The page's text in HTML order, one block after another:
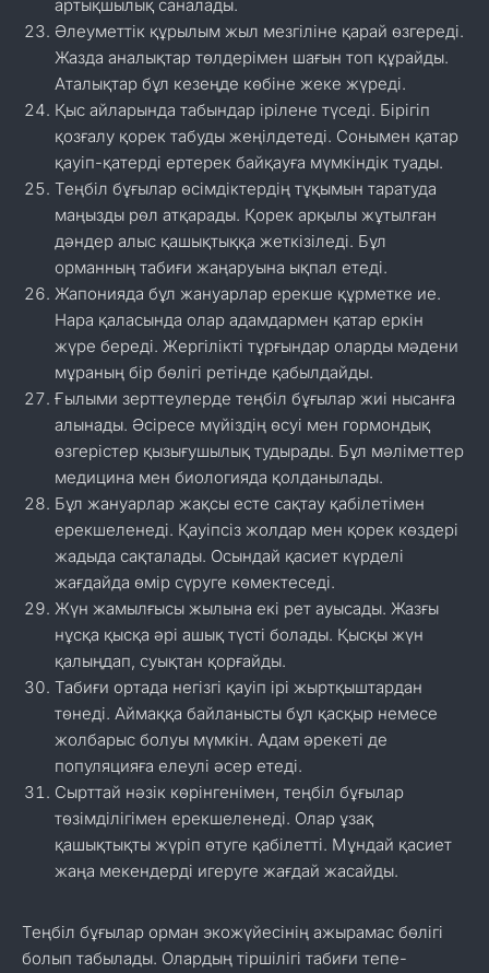
артықшылық саналады.
Әлеуметтік құрылым жыл мезгіліне қарай өзгереді.
Жазда аналықтар төлдерімен шағын топ құрайды.
Аталықтар бұл кезеңде көбіне жеке жүреді.
Қыс айларында табындар ірілене түседі. Бірігіп
қозғалу қорек табуды жеңілдетеді. Сонымен қатар
қауіп-қатерді ертерек байқауға мүмкіндік туады.
Теңбіл бұғылар өсімдіктердің тұқымын таратуда
маңызды рөл атқарады. Қорек арқылы жұтылған
дәндер алыс қашықтыққа жеткізіледі. Бұл
орманның табиғи жаңаруына ықпал етеді.
Жапонияда бұл жануарлар ерекше құрметке ие.
Нара қаласында олар адамдармен қатар еркін
жүре береді. Жергілікті тұрғындар оларды мәдени
мұраның бір бөлігі ретінде қабылдайды.
Ғылыми зерттеулерде теңбіл бұғылар жиі нысанға
алынады. Әсіресе мүйіздің өсуі мен гормондық
өзгерістер қызығушылық тудырады. Бұл мәліметтер
медицина мен биологияда қолданылады.
Бұл жануарлар жақсы есте сақтау қабілетімен
ерекшеленеді. Қауіпсіз жолдар мен қорек көздері
жадыда сақталады. Осындай қасиет күрделі
жағдайда өмір сүруге көмектеседі.
Жүн жамылғысы жылына екі рет ауысады. Жазғы
нұсқа қысқа әрі ашық түсті болады. Қысқы жүн
қалыңдап, суықтан қорғайды.
Табиғи ортада негізгі қауіп ірі жыртқыштардан
төнеді. Аймаққа байланысты бұл қасқыр немесе
жолбарыс болуы мүмкін. Адам әрекеті де
популяцияға елеулі әсер етеді.
Сырттай нәзік көрінгенімен, теңбіл бұғылар
төзімділігімен ерекшеленеді. Олар ұзақ
қашықтықты жүріп өтуге қабілетті. Мұндай қасиет
жаңа мекендерді игеруге жағдай жасайды.
Теңбіл бұғылар орман экожүйесінің ажырамас бөлігі
болып табылады. Олардың тіршілігі табиғи тепе-